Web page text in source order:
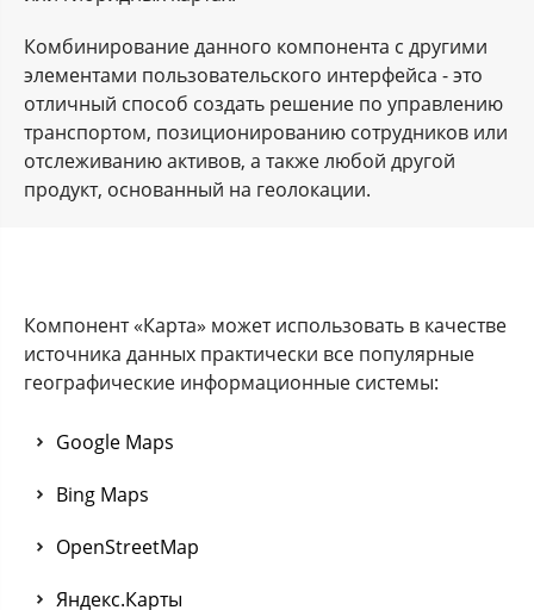
Комбинирование данного компонента с другими
элементами пользовательского интерфейса - это
отличный способ создать решение по управлению
транспортом, позиционированию сотрудников или
отслеживанию активов, а также любой другой
продукт, основанный на геолокации.
Компонент «Карта» может использовать в качестве
источника данных практически все популярные
географические информационные системы:
Google Maps
Bing Maps
OpenStreetMap
Яндекс.Карты